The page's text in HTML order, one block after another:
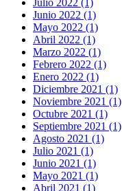
Junio 2022 (1)
Mayo 2022 (1)
Abril 2022 (1)
Marzo 2022 (1)
Febrero 2022 (1)
Enero 2022 (1)
Diciembre 2021 (1)
Noviembre 2021 (1)
Octubre 2021 (1)
Septiembre 2021 (1)
Agosto 2021 (1)
Julio 2021 (1)
Junio 2021 (1)
Mayo 2021 (1)
Abril 2021 (1)